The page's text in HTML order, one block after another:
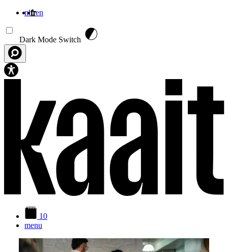
nlfren
Dark Mode Switch
10
menu